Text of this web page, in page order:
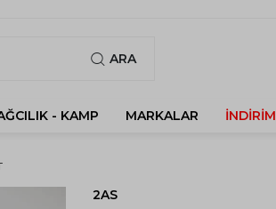
ARA
- KAMP MARKALAR İNDIRIM
2AS